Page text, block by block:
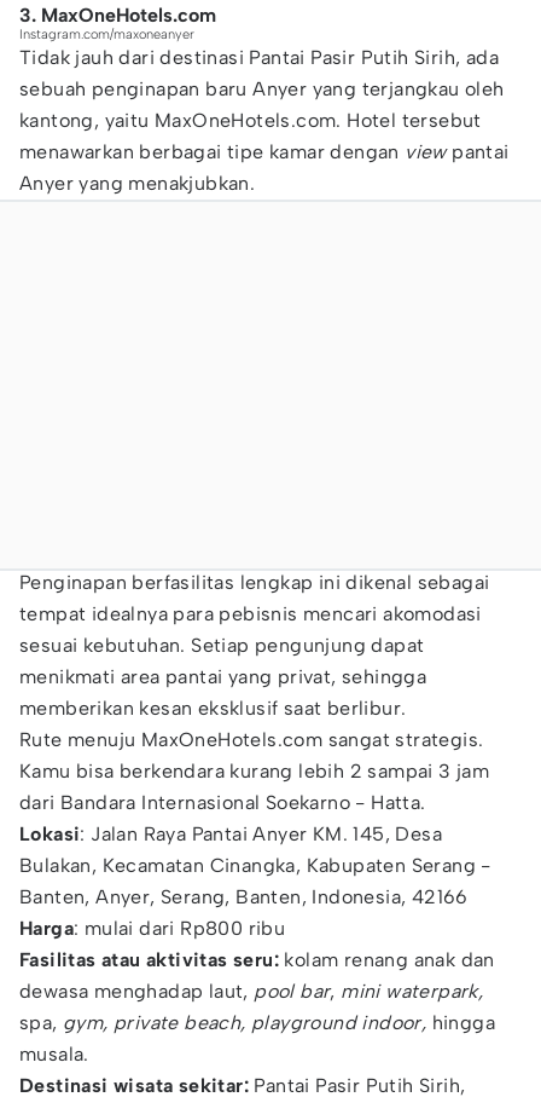
3. MaxOneHotels.com
Instagram.com/maxoneanyer
Tidak jauh dari destinasi Pantai Pasir Putih Sirih, ada
sebuah penginapan baru Anyer yang terjangkau oleh
kantong, yaitu MaxOneHotels.com. Hotel tersebut
menawarkan berbagai tipe kamar dengan viewpantai
Anyer yang menakjubkan.
Penginapan berfasilitas lengkap ini dikenal sebagai
tempat idealnya para pebisnis mencari akomodasi
sesuai kebutuhan. Setiap pengunjung dapat
menikmati area pantai yang privat, sehingga
memberikan kesan eksklusif saat berlibur.
Rute menuju MaxOneHotels.com sangat strategis.
Kamu bisa berkendara kurang lebih 2 sampai 3 jam
dari Bandara Internasional Soekarno - Hatta.
Lokasi: Jalan Raya Pantai Anyer KM. 145, Desa
Bulakan, Kecamatan Cinangka, Kabupaten Serang -
Banten, Anyer, Serang, Banten, Indonesia, 42166
Harga: mulai dari Rp800 ribu
Fasilitas atau aktivitas seru: kolam renang anak dan
dewasa menghadap laut, pool bar, mini waterpark,
spa, gym, private beach, playground indoor, hingga
musala.
Destinasi wisata sekitar: Pantai Pasir Putih Sirih,